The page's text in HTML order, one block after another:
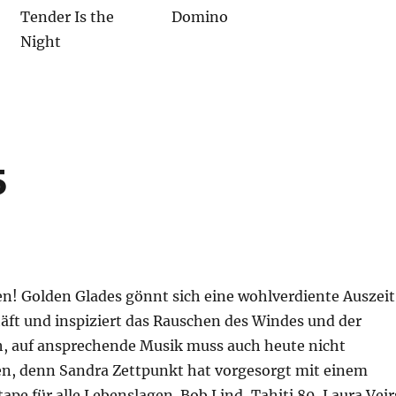
Tender Is the
Night
Domino
Golden Glades gönnt sich eine wohlverdiente Auszeit
und inspiziert das Rauschen des Windes und der
auf ansprechende Musik muss auch heute nicht
denn Sandra Zettpunkt hat vorgesorgt mit einem